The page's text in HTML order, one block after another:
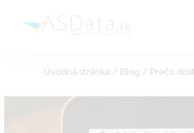
Úvodná stránka / Blog / Prečo